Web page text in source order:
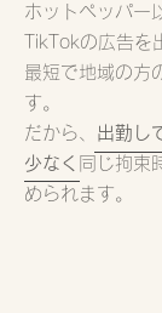
ホットペッパー
TikTokの広告を
最短で地域の方
す。
​だから、 出勤し
少なく 同じ拘束
められます。